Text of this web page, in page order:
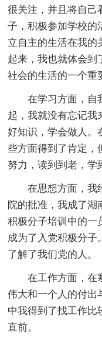
很关注，并且将自己
子，积极参加学校的
立自主的生活在我的
起来，我也就体会到
社会的生活的一个重
在学习方面，自
起，我就没有忘记
好知识，学会做人。
些方面得到了肯定，
努力，读到到老，学
在思想方面，我
院的批准，我成了湖
积极分子培训中的一
成为了入党积极分子
了解了我们党的人。
在工作方面，在
伟大和一个人的付出
中我得到了找工作比
直前。